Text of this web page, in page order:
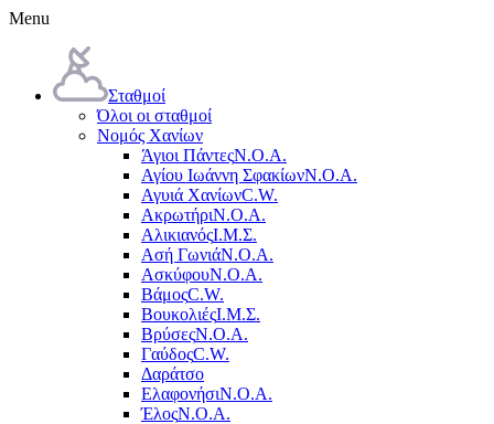
Menu
Σταθμοί
Όλοι οι σταθμοί
Νομός Χανίων
Άγιοι ΠάντεςΝ.Ο.Α.
Αγίου Ιωάννη ΣφακίωνΝ.Ο.Α.
Αγυιά ΧανίωνC.W.
ΑκρωτήριΝ.Ο.Α.
ΑλικιανόςΙ.Μ.Σ.
Ασή ΓωνιάΝ.Ο.Α.
ΑσκύφουΝ.Ο.Α.
ΒάμοςC.W.
ΒουκολιέςΙ.Μ.Σ.
ΒρύσεςΝ.Ο.Α.
ΓαύδοςC.W.
Δαράτσο
ΕλαφονήσιΝ.Ο.Α.
ΈλοςΝ.Ο.Α.